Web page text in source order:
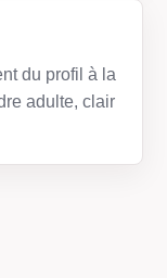
du profil à la
adulte, clair